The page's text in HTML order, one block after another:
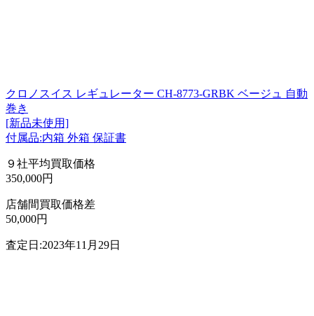
クロノスイス レギュレーター CH-8773-GRBK ベージュ 自動
巻き
[新品未使用]
付属品:内箱 外箱 保証書
９社平均買取価格
350,000円
店舗間買取価格差
50,000円
査定日:2023年11月29日